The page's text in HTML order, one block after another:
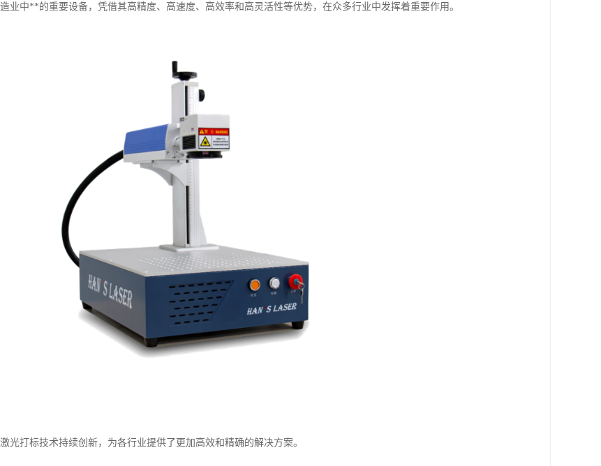
业中**的重要设备，凭借其高精度、高速度、高效率和高灵活性等优势，在众多行业中发挥着重要作用。
光打标技术持续创新，为各行业提供了更加高效和精确的解决方案。